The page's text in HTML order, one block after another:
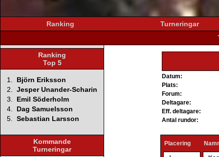
Ranking
Turneringar
Ranking
Top 5
1.
Björn Eriksson
2. Jesper Unander-Scharin
3.
Emil Söderholm
4.
Dag Samuelsson
5. Sebastian Larsson
Kommande
Turneringar
Datum:
Plats:
Forum:
Deltagare:
Eff. deltagare:
Antal rundor:
Placering